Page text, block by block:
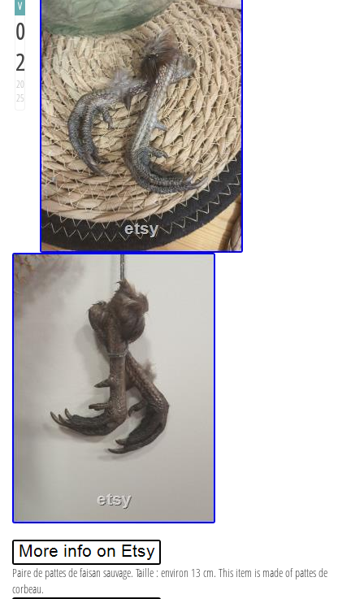
V
0
2
20
25
Paire de pattes de faisan sauvage. Taille : environ 13 cm. This item is made of pattes de
corbeau.